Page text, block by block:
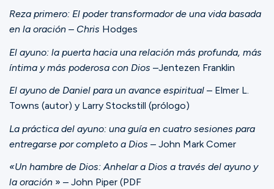
Reza primero: El poder transformador de una vida basada
en la oración – Chris Hodges
El ayuno: la puerta hacia una relación más profunda, más
íntima y más poderosa con Dios –Jentezen Franklin
El ayuno de Daniel para un avance espiritual – Elmer L.
Towns (autor) y Larry Stockstill (prólogo)
La práctica del ayuno: una guía en cuatro sesiones para
entregarse por completo a Dios – John Mark Comer
«Un hambre de Dios: Anhelar a Dios a través del ayuno y
la oración » – John Piper (PDF